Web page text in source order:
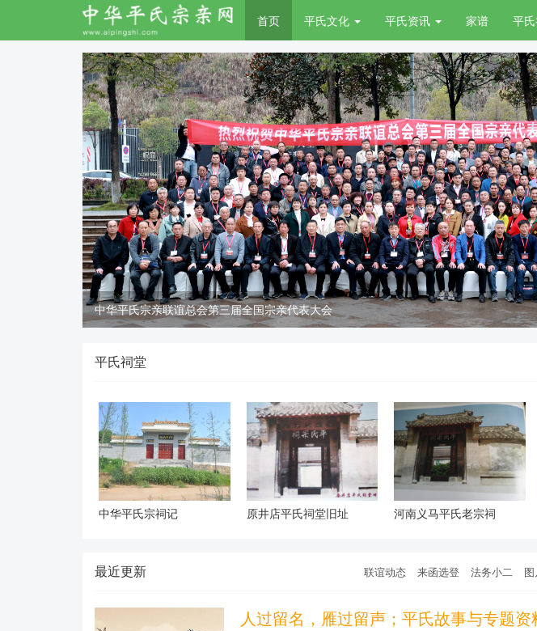
首页 平氏文化 平氏资讯 家谱 平
中华平氏宗亲联谊总会第三届全国宗亲代表大会
平氏祠堂
中华平氏宗祠记 原井店平氏祠堂旧址 河南义马平氏老宗祠
最近更新 联谊动态 来函选登 法务小二
人过留名，雁过留声；平氏故事与专题